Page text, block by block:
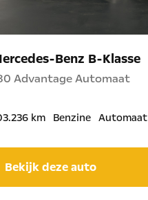
Benz B-Klasse
Advantage Automaat
km Benzine Automaat
Bekijk deze auto